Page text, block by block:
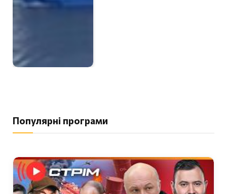
Популярні програми